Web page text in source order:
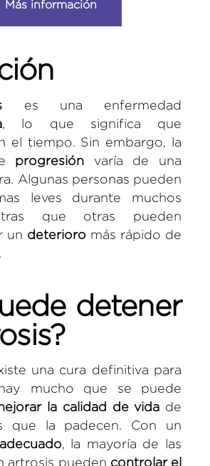
Más información
es una enfermedad
, lo que significa que
el tiempo. Sin embargo, la
progresión varía de una
Algunas personas pueden
leves durante muchos
que otras pueden
un deterioro más rápido de
detener
una cura definitiva para
mucho que se puede
la calidad de vida de
que la padecen. Con un
, la mayoría de las
artrosis pueden controlar el